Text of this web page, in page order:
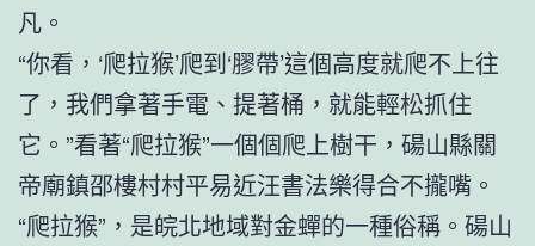
凡。
“你看，‘爬拉猴’爬到‘膠帶’這個高度就爬不上往
了，我們拿著手電、提著桶，就能輕松抓住
它。”看著“爬拉猴”一個個爬上樹干，碭山縣關
帝廟鎮邵樓村村平易近汪書法樂得合不攏嘴。
“爬拉猴”，是皖北地域對金蟬的一種俗稱。碭山